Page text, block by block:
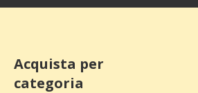
Acquista per
categoria